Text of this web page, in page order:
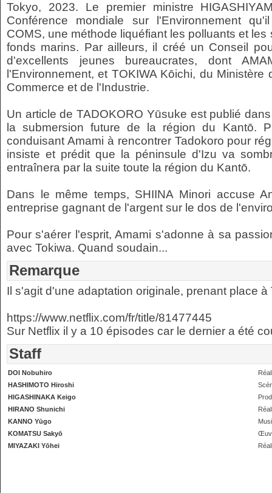
Tokyo, 2023. Le premier ministre
Conférence mondiale sur l'Environnement
COMS, une méthode liquéfiant les polluants et
fonds marins. Par ailleurs, il créé un Conseil
d'excellents jeunes bureaucrates, dont
l'Environnement, et TOKIWA Kōichi, du
Commerce et de l'Industrie.
Un article de TADOKORO Yūsuke est publié
la submersion future de la région du Kantō.
conduisant Amami à rencontrer Tadokoro pour
insiste et prédit que la péninsule d'Izu va
entraînera par la suite toute la région du Kantō.
Dans le même temps, SHIINA Minori accuse
entreprise gagnant de l'argent sur le dos de
Pour s'aérer l'esprit, Amami s'adonne à sa
avec Tokiwa. Quand soudain...
Remarque
Il s'agit d'une adaptation originale, prenant place à
https://www.netflix.com/fr/title/81477445
Sur Netflix il y a 10 épisodes car le dernier a été
Staff
DOI Nobuhiro
HASHIMOTO Hiroshi
HIGASHINAKA Keigo
HIRANO Shunichi
KANNO Yūgo
KOMATSU Sakyō
MIYAZAKI Yōhei